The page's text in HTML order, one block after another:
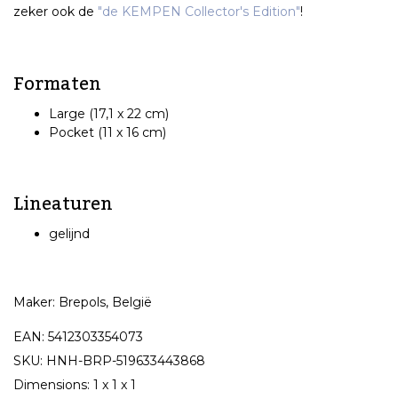
zeker ook de "de KEMPEN Collector's Edition"!
Formaten
Large (17,1 x 22 cm)
Pocket (11 x 16 cm)
Lineaturen
gelijnd
Maker: Brepols, België
EAN: 5412303354073
SKU: HNH-BRP-519633443868
Dimensions: 1 x 1 x 1